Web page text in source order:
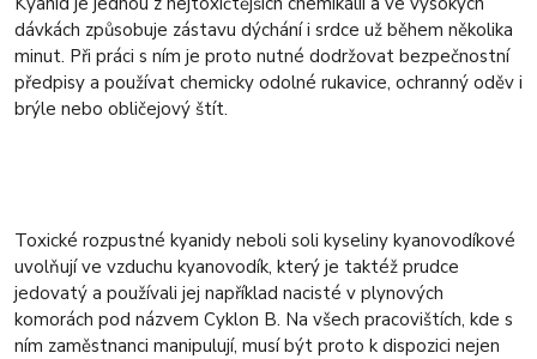
dávkách způsobuje zástavu dýchání i srdce už během několika
minut. Při práci s ním je proto nutné dodržovat bezpečnostní
předpisy a používat chemicky odolné rukavice, ochranný oděv i
brýle nebo obličejový štít.
Toxické rozpustné kyanidy neboli soli kyseliny kyanovodíkové
uvolňují ve vzduchu kyanovodík, který je taktéž prudce
jedovatý a používali jej například nacisté v plynových
komorách pod názvem Cyklon B. Na všech pracovištích, kde s
ním zaměstnanci manipulují, musí být proto k dispozici nejen